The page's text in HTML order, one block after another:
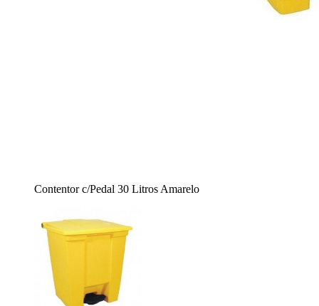
Contentor c/Pedal 30 Litros Amarelo